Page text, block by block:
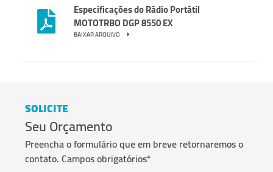
Especificações do Rádio Portátil
MOTOTRBO DGP 8550 EX
BAIXAR ARQUIVO
SOLICITE
Seu Orçamento
Preencha o formulário que em breve retornaremos o
contato. Campos obrigatórios*